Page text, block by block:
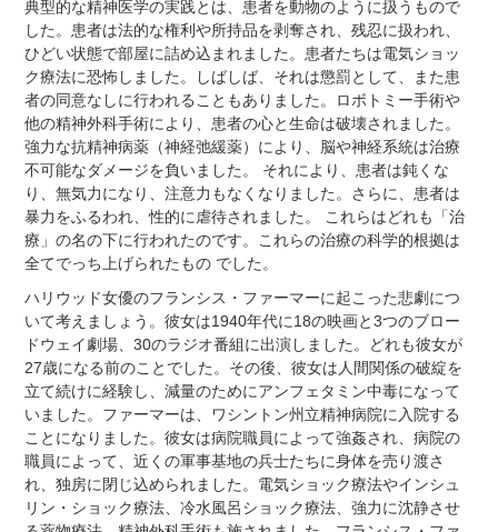
典型的な精神医学の実践とは、患者を動物のように扱うもので
した。患者は法的な権利や所持品を剥奪され、残忍に扱われ、
ひどい状態で部屋に詰め込まれました。患者たちは電気ショッ
ク療法に恐怖しました。しばしば、それは懲罰として、また患
者の同意なしに行われることもありました。ロボトミー手術や
他の精神外科手術により、患者の心と生命は破壊されました。
強力な抗精神病薬（神経弛緩薬）により、脳や神経系統は治療
不可能なダメージを負いました。 それにより、患者は鈍くな
り、無気力になり、注意力もなくなりました。さらに、患者は
暴力をふるわれ、性的に虐待されました。 これらはどれも「治
療」の名の下に行われたのです。これらの治療の科学的根拠は
全てでっち上げられたもの でした。
ハリウッド女優のフランシス・ファーマーに起こった悲劇につ
いて考えましょう。彼女は1940年代に18の映画と3つのブロー
ドウェイ劇場、30のラジオ番組に出演しました。どれも彼女が
27歳になる前のことでした。その後、彼女は人間関係の破綻を
立て続けに経験し、減量のためにアンフェタミン中毒になって
いました。ファーマーは、ワシントン州立精神病院に入院する
ことになりました。彼女は病院職員によって強姦され、病院の
職員によって、近くの軍事基地の兵士たちに身体を売り渡さ
れ、独房に閉じ込められました。電気ショック療法やインシュ
リン・ショック療法、冷水風呂ショック療法、強力に沈静させ